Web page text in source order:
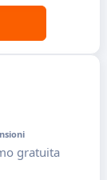
gratuita